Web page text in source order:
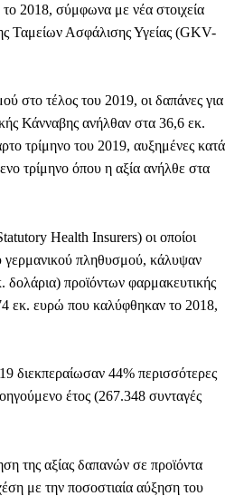
2018, σύμφωνα με νέα στοιχεία
Ταμείων Ασφάλισης Υγείας (GKV-
στο τέλος του 2019, οι δαπάνες για
Κάνναβης ανήλθαν στα 36,6 εκ.
τρίμηνο του 2019, αυξημένες κατά
τρίμηνο όπου η αξία ανήλθε στα
Health Insurers) οι οποίοι
γερμανικού πληθυσμού, κάλυψαν
προϊόντων φαρμακευτικής
εκ. ευρώ που καλύφθηκαν το 2018,
διεκπεραίωσαν 44% περισσότερες
έτος (267.348 συνταγές
της αξίας δαπανών σε προϊόντα
με την ποσοστιαία αύξηση του